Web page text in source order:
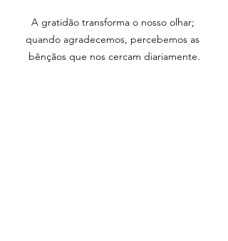
A gratidão transforma o nosso olhar;
quando agradecemos, percebemos as
bênçãos que nos cercam diariamente.